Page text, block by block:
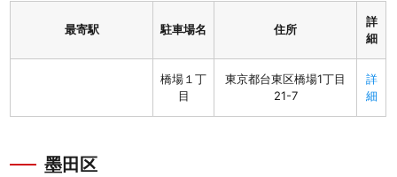
最寄駅 駐車場名 住所
詳
細
橋場１丁
目
東京都台東区橋場1丁目
21-7
詳
細
墨田区